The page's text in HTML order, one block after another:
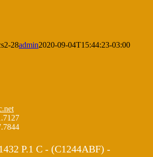
28admin2020-09-04T15:44:23-03:00
P.1 C - (C1244ABF) -